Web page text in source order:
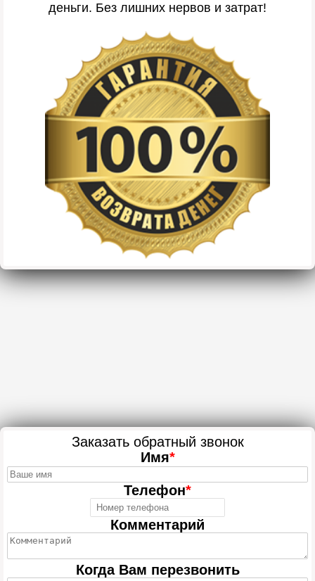
деньги. Без лишних нервов и затрат!
Заказать обратный звонок
Имя*
Телефон*
Комментарий
Когда Вам перезвонить